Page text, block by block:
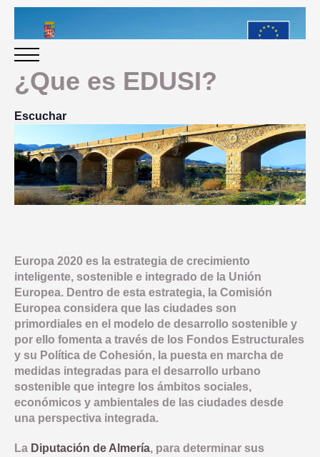
PERIODO 2014-2020
PROGRAMACIÓN
PRESENTACION
PLAN IMPLEMENTACIÓN
OBJETIVO TEMATICO 2
OBJETIVO TEMATICO 4
LINEA 2: INFRAESTRUCTURA Y FOMENTO DE LA MOVILIDAD
LINEA 3: ACCIONES PARA MEJORAR LA EFICIENCIA
OBJETIVO TEMATICO 6
LINEA 4: REHABILITACION Y PUESTA EN VALOR DEL
LINEA 5: REGENERACION DE AREAS DEGRADADAS, ZONAS
OBJETIVO TEMATICO 9
OBJETIVO TEMATICO 99
NORMATIVA
CONVOCATORIAS
EVALUACIÓN
OBJETIVOS
INDICADORES PRODUCTIVIDAD
INDICADORES RESULTADO
COMUNICACIÓN
INDICADORES DE COMUNICACION
NOTICIAS
BUENAS PRÁCTICAS
CONTACTO
COMPROMISO ANTIFRAUDE
DECLARACIÓN INSTITUCIONAL ANTIFRAUDE
¿Que es EDUSI?
Escuchar
Europa 2020 es la estrategia de crecimiento
inteligente, sostenible e integrado de la Unión
Europea. Dentro de esta estrategia, la Comisión
Europea considera que las ciudades son
primordiales en el modelo de desarrollo sostenible y
por ello fomenta a través de los Fondos Estructurales
y su Política de Cohesión, la puesta en marcha de
medidas integradas para el desarrollo urbano
sostenible que integre los ámbitos sociales,
económicos y ambientales de las ciudades desde
una perspectiva integrada.
La Diputación de Almería, para determinar sus